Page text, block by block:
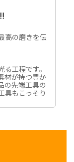
高の磨きを伝
工程です。
材が持つ豊か
の先端工具の
具もこっそり